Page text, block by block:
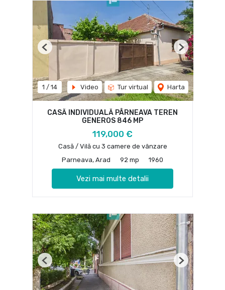
1 / 14 Video Tur virtual Harta
Previous Next
CASĂ INDIVIDUALĂ PÂRNEAVA TEREN
GENEROS 846 MP
119,000 €
Casă / Vilă cu 3 camere de vânzare
Parneava, Arad
92 mp 1960
Vezi mai multe detalii
Previous Next